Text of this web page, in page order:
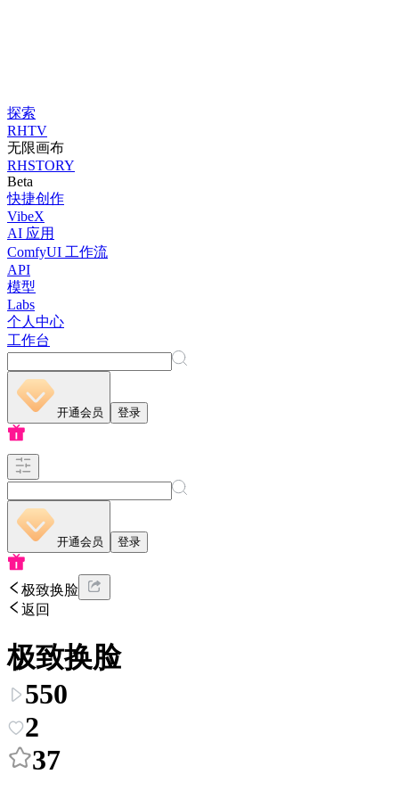
探索
RHTV
无限画布
RHSTORY
Beta
快捷创作
VibeX
AI 应用
ComfyUI 工作流
API
模型
Labs
个人中心
工作台
开通会员 登录
开通会员 登录
极致换脸
返回
极致换脸
550
2
37